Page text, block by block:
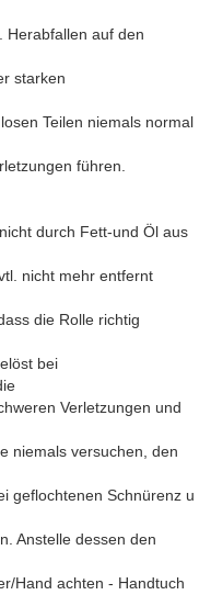
Herabfallen auf den
starken
Teilen niemals normal
führen.
durch Fett-und Öl aus
nicht mehr entfernt
die Rolle richtig
bei
Verletzungen und
niemals versuchen, den
geflochtenen Schnürenz u
Anstelle dessen den
Hand achten - Handtuch